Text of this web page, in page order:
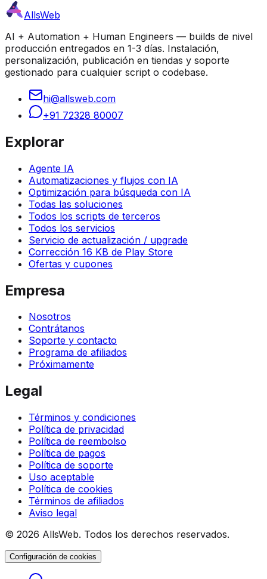
AllsWeb
AI + Automation + Human Engineers — builds de nivel
producción entregados en 1-3 días. Instalación,
personalización, publicación en tiendas y soporte
gestionado para cualquier script o codebase.
hi@allsweb.com
+91 72328 80007
Explorar
Agente IA
Automatizaciones y flujos con IA
Optimización para búsqueda con IA
Todas las soluciones
Todos los scripts de terceros
Todos los servicios
Servicio de actualización / upgrade
Corrección 16 KB de Play Store
Ofertas y cupones
Empresa
Nosotros
Contrátanos
Soporte y contacto
Programa de afiliados
Próximamente
Legal
Términos y condiciones
Política de privacidad
Política de reembolso
Política de pagos
Política de soporte
Uso aceptable
Política de cookies
Términos de afiliados
Aviso legal
© 2026 AllsWeb. Todos los derechos reservados.
Configuración de cookies